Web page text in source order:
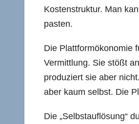
Kostenstruktur. Man
pasten.
Die Plattformökonomie
Vermittlung. Sie stößt
produziert sie aber
aber kaum selbst. Die
Die „Selbstauflösung“